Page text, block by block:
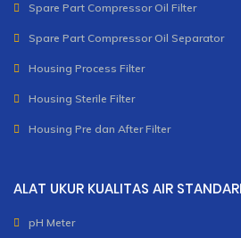
Spare Part Compressor Oil Filter
Spare Part Compressor Oil Separator
Housing Process Filter
Housing Sterile Filter
Housing Pre dan After Filter
ALAT UKUR KUALITAS AIR
pH Meter